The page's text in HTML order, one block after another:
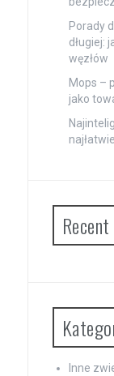
Porady
długiej:
węzłów
Mops –
jako
Inne